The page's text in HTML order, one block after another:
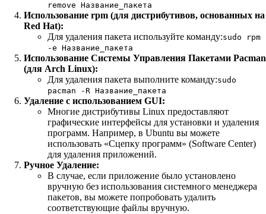
remove Название_пакета
Использование rpm (для дистрибутивов, основанных на
Red Hat):
Для удаления пакета используйте команду:sudo rpm
-e Название_пакета
Использование Системы Управления Пакетами Pacman
(для Arch Linux):
Для удаления пакета выполните команду:sudo
pacman -R Название_пакета
Удаление с использованием GUI:
Многие дистрибутивы Linux предоставляют
графические интерфейсы для установки и удаления
программ. Например, в Ubuntu вы можете
использовать «Сцепку программ» (Software Center)
для удаления приложений.
Ручное Удаление:
В случае, если приложение было установлено
вручную без использования системного менеджера
пакетов, вы можете попробовать удалить
соответствующие файлы вручную.